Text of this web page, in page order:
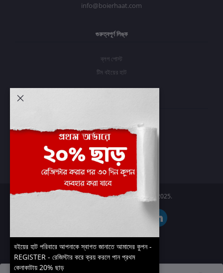
info@boierhaat.com
গুরুত্বপূর্ণ লিঙ্ক
ব্লগ পোস্ট
টিম বইয়ের হাট
প্রবেশ করুন
অর্ডার ইতিহাস
আমার ইচ্ছাগুলি
অর্ডার ট্র্যাকিং
Boier Haat™ | © All rights reserved 2025.
বইয়ের হাট পরিবারে আপনাকে স্বাগত জানাতে আমাদের কুপন -
REGISTER - রেজিস্টার করে ক্রয় করলে পান প্রথম
কেনাকাটায় 20% ছাড়